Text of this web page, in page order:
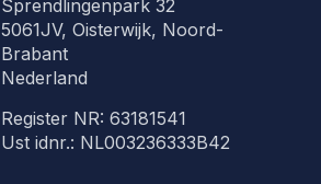
Sprendlingenpark 32
5061JV, Oisterwijk, Noord-
Brabant
Nederland
Register NR: 63181541
Ust idnr.: NL003236333B42